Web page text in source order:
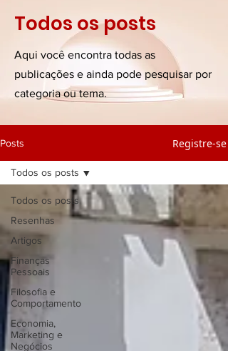
Todos os posts
Aqui você encontra todas as
publicações e ainda pode pesquisar por
categoria ou tema.
Posts Registre-se
Todos os posts
Resenhas
Artigos
Finanças
Pessoais
Filosofia e
Comportamento
Economia,
Marketing e
Negócios
Todos os posts